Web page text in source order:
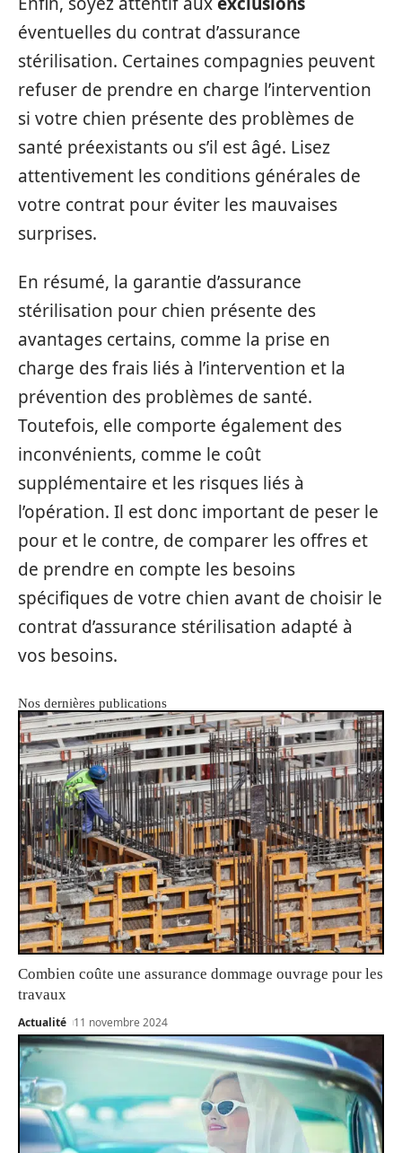
éventuelles du contrat d’assurance
stérilisation. Certaines compagnies peuvent
refuser de prendre en charge l’intervention
si votre chien présente des problèmes de
santé préexistants ou s’il est âgé. Lisez
attentivement les conditions générales de
votre contrat pour éviter les mauvaises
surprises.
En résumé, la garantie d’assurance
stérilisation pour chien présente des
avantages certains, comme la prise en
charge des frais liés à l’intervention et la
prévention des problèmes de santé.
Toutefois, elle comporte également des
inconvénients, comme le coût
supplémentaire et les risques liés à
l’opération. Il est donc important de peser le
pour et le contre, de comparer les offres et
de prendre en compte les besoins
spécifiques de votre chien avant de choisir le
contrat d’assurance stérilisation adapté à
vos besoins.
Nos dernières publications
Combien coûte une assurance dommage ouvrage pour les
travaux
Actualité 11 novembre 2024